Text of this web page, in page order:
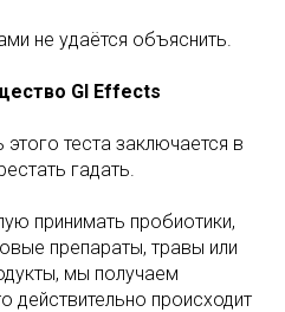
не удаётся объяснить.
GI Effects
теста заключается в
гадать.
принимать пробиотики,
препараты, травы или
мы получаем
действительно происходит